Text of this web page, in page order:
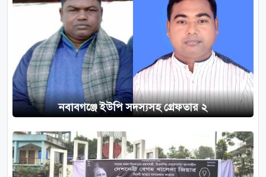
নবাবগঞ্জে ইউপি সদস্যসহ গ্রেফতার ২